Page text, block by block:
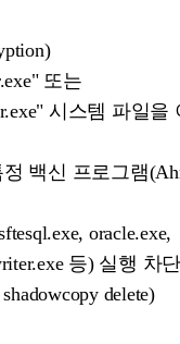
또는
시스템 파일을
백신 프로그램
oracle.exe,
등) 실행 차단
delete)